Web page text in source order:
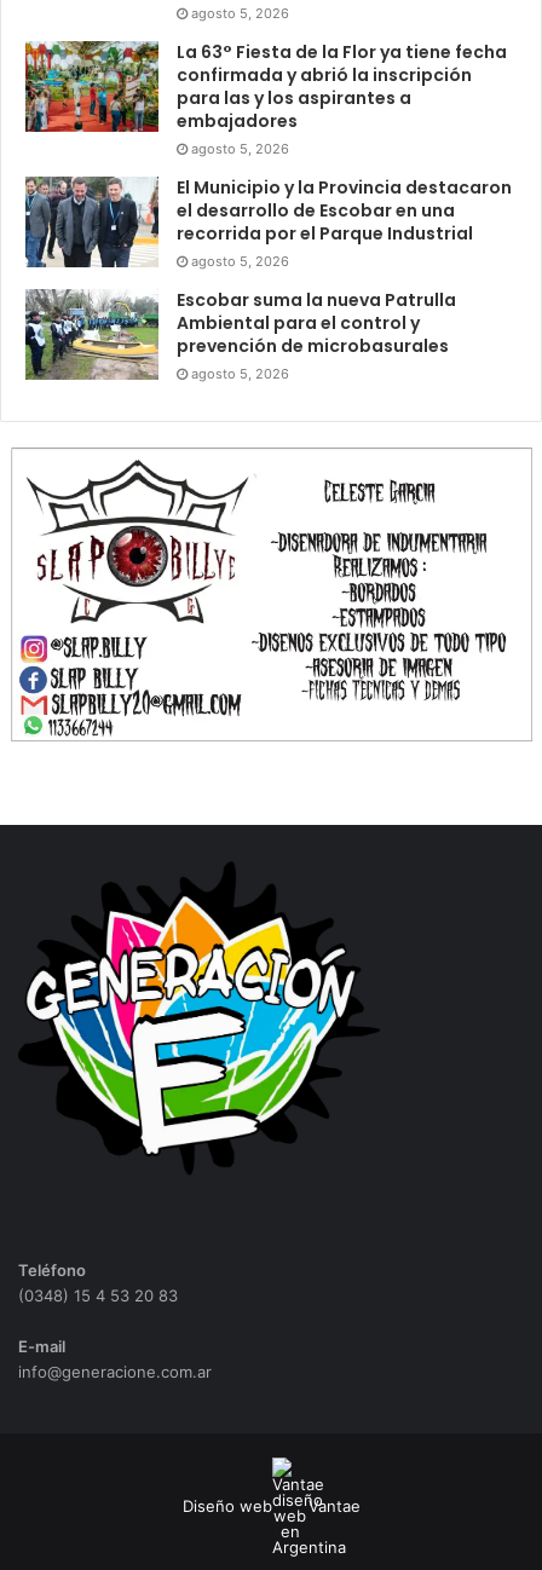
agosto 5, 2026
La 63° Fiesta de la Flor ya tiene fecha
confirmada y abrió la inscripción
para las y los aspirantes a
embajadores
agosto 5, 2026
El Municipio y la Provincia destacaron
el desarrollo de Escobar en una
recorrida por el Parque Industrial
agosto 5, 2026
Escobar suma la nueva Patrulla
Ambiental para el control y
prevención de microbasurales
agosto 5, 2026
Teléfono
(0348) 15 4 53 20 83
E-mail
info@generacione.com.ar
Diseño web Vantae